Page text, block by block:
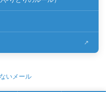
いメール